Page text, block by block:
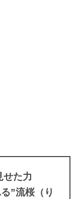
せた力
”流桜（り